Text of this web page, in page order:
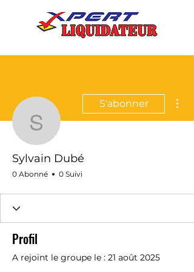
Sylvain Dubé
S'abonner
Sylvain Dubé
0 Abonné 0 Suivi
Profil
A rejoint le groupe le : 21 août 2025